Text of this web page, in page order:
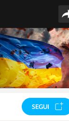
SEGUI